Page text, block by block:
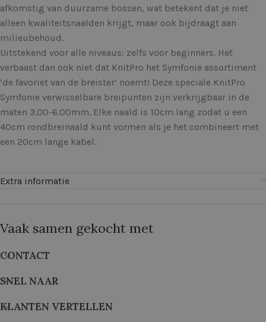
afkomstig van duurzame bossen, wat betekent dat je niet
alleen kwaliteitsnaalden krijgt, maar ook bijdraagt aan
milieubehoud.
Uitstekend voor alle niveaus: zelfs voor beginners. Het
verbaast dan ook niet dat KnitPro het Symfonie assortiment
‘de favoriet van de breister’ noemt! Deze speciale KnitPro
Symfonie verwisselbare breipunten zijn verkrijgbaar in de
maten 3.00-6.00mm. Elke naald is 10cm lang zodat u een
40cm rondbreinaald kunt vormen als je het combineert met
een 20cm lange kabel.
Extra informatie
Vaak samen gekocht met
CONTACT
SNEL NAAR
KLANTEN VERTELLEN